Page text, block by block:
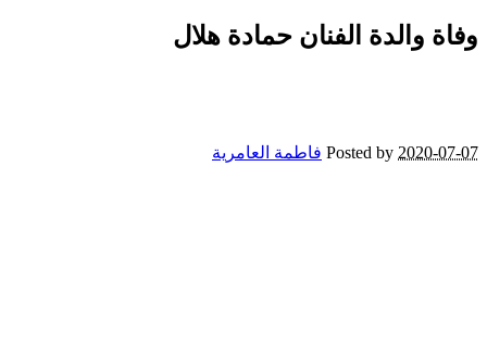
وفاة والدة الفنان حمادة هلال
2020-07-07
Posted by فاطمة العامرية